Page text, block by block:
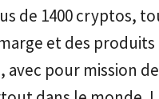
de 1400 cryptos,
et des
avec pour mission